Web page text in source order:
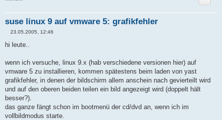
suse linux 9 auf vmware 5: grafikfehler
e
a
g
23.05.2005, 12:46
hi leute..
wenn ich versuche, linux 9.x (hab verschiedene versionen hier) auf
vmware 5 zu installieren, kommen spätestens beim laden von yast
grafikfehler, in denen der bildschirm allem anschein nach gevierteilt wird
und auf den oberen beiden teilen ein bild angezeigt wird (doppelt hält
besser?).
das ganze fängt schon im bootmenü der cd/dvd an, wenn ich im
vollbildmodus starte.